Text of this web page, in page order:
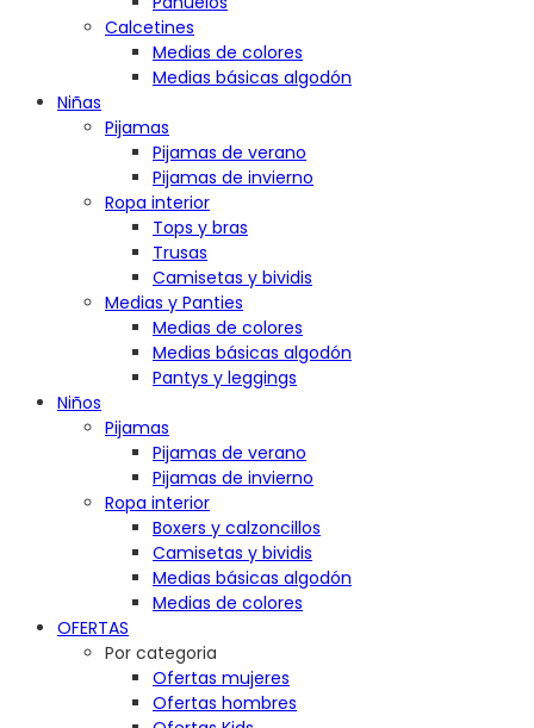
Calcetines
Medias de colores
Medias básicas algodón
Niñas
Pijamas
Pijamas de verano
Pijamas de invierno
Ropa interior
Tops y bras
Trusas
Camisetas y bividis
Medias y Panties
Medias de colores
Medias básicas algodón
Pantys y leggings
Niños
Pijamas
Pijamas de verano
Pijamas de invierno
Ropa interior
Boxers y calzoncillos
Camisetas y bividis
Medias básicas algodón
Medias de colores
OFERTAS
Por categoria
Ofertas mujeres
Ofertas hombres